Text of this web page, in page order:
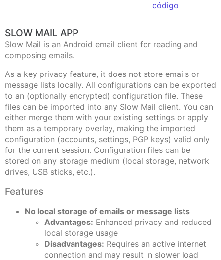
código
SLOW MAIL APP
Slow Mail is an Android email client for reading and
composing emails.
As a key privacy feature, it does not store emails or
message lists locally. All configurations can be exported
to an (optionally encrypted) configuration file. These
files can be imported into any Slow Mail client. You can
either merge them with your existing settings or apply
them as a temporary overlay, making the imported
configuration (accounts, settings, PGP keys) valid only
for the current session. Configuration files can be
stored on any storage medium (local storage, network
drives, USB sticks, etc.).
Features
No local storage of emails or message lists
Advantages: Enhanced privacy and reduced
local storage usage
Disadvantages: Requires an active internet
connection and may result in slower load